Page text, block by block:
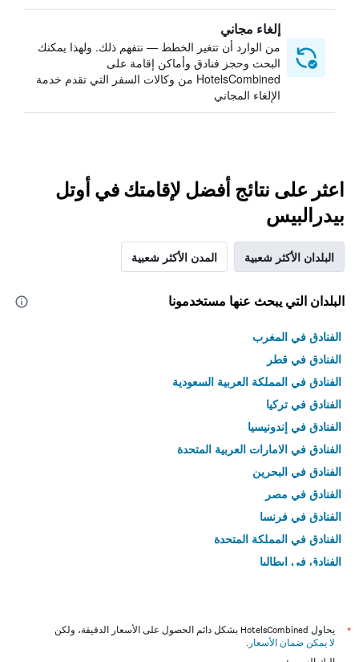
إلغاء مجاني
من الوارد أن تتغير الخطط — نتفهم ذلك. ولهذا يمكنك
البحث وحجز فنادق وأماكن إقامة على
HotelsCombined من وكالات السفر التي تقدم خدمة
الإلغاء المجاني
اعثر على نتائج أفضل لإقامتك في أوتل
بيدرالبيس
البلدان الأكثر شعبية المدن الأكثر شعبية
البلدان التي يبحث عنها مستخدمونا
الفنادق في المغرب
الفنادق في قطر
الفنادق في المملكة العربية السعودية
الفنادق في تركيا
الفنادق في إندونيسيا
الفنادق في الامارات العربية المتحدة
الفنادق في البحرين
الفنادق في مصر
الفنادق في فرنسا
الفنادق في المملكة المتحدة
الفنادق في إيطاليا
*
يحاول HotelsCombined بشكل دائم الحصول على الأسعار الدقيقة، ولكن
لا يمكن ضمان الأسعار .